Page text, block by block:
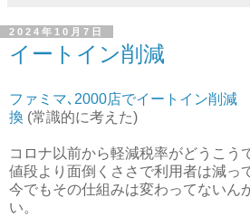
2024年10月7日
イートイン削減
ファミマ､2000店でイートイン削減
換 (常識的に考えた)
コロナ以前から軽減税率がどうこう
値段より面倒くささで利用者は減っ
今でもその仕組みは変わってないん
い。